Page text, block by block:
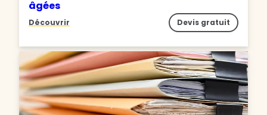
âgées
Découvrir Devis gratuit